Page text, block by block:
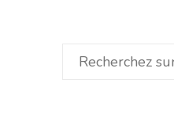
Rechercher